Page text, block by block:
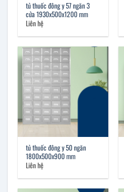
tủ thuốc đông y 57 ngăn 3
cửa 1930x500x1200 mm
Liên hệ
tủ thuốc đông y 50 ngăn
1800x500x900 mm
Liên hệ